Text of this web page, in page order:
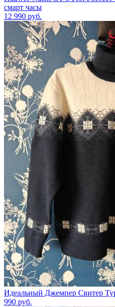
смарт часы
12 990 руб.
Идеальный Джемпер Свитер
990 руб.